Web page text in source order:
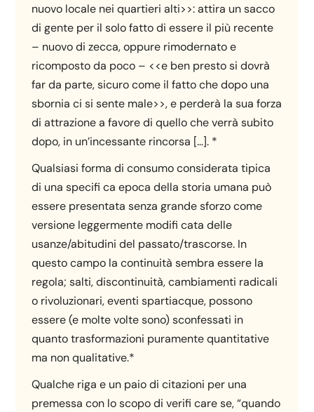
nuovo locale nei quartieri alti>>: attira un sacco
di gente per il solo fatto di essere il più recente
– nuovo di zecca, oppure rimodernato e
ricomposto da poco – <<e ben presto si dovrà
far da parte, sicuro come il fatto che dopo una
sbornia ci si sente male>>, e perderà la sua forza
di attrazione a favore di quello che verrà subito
dopo, in un’incessante rincorsa […]. *
Qualsiasi forma di consumo considerata tipica
di una specifi ca epoca della storia umana può
essere presentata senza grande sforzo come
versione leggermente modifi cata delle
usanze/abitudini del passato/trascorse. In
questo campo la continuità sembra essere la
regola; salti, discontinuità, cambiamenti radicali
o rivoluzionari, eventi spartiacque, possono
essere (e molte volte sono) sconfessati in
quanto trasformazioni puramente quantitative
ma non qualitative.*
Qualche riga e un paio di citazioni per una
premessa con lo scopo di verifi care se, “quando